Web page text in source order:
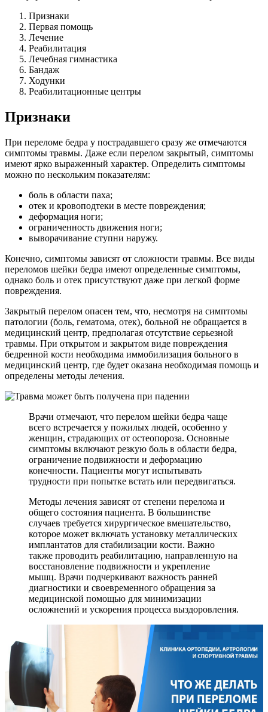
Признаки
Первая помощь
Лечение
Реабилитация
Лечебная гимнастика
Бандаж
Ходунки
Реабилитационные центры
Признаки
При переломе бедра у пострадавшего сразу же отмечаются
симптомы травмы. Даже если перелом закрытый, симптомы
имеют ярко выраженный характер. Определить симптомы
можно по нескольким показателям:
боль в области паха;
отек и кровоподтеки в месте повреждения;
деформация ноги;
ограниченность движения ноги;
выворачивание ступни наружу.
Конечно, симптомы зависят от сложности травмы. Все виды
переломов шейки бедра имеют определенные симптомы,
однако боль и отек присутствуют даже при легкой форме
повреждения.
Закрытый перелом опасен тем, что, несмотря на симптомы
патологии (боль, гематома, отек), больной не обращается в
медицинский центр, предполагая отсутствие серьезной
травмы. При открытом и закрытом виде повреждения
бедренной кости необходима иммобилизация больного в
медицинский центр, где будет оказана необходимая помощь и
определены методы лечения.
Врачи отмечают, что перелом шейки бедра чаще
всего встречается у пожилых людей, особенно у
женщин, страдающих от остеопороза. Основные
симптомы включают резкую боль в области бедра,
ограничение подвижности и деформацию
конечности. Пациенты могут испытывать
трудности при попытке встать или передвигаться.
Методы лечения зависят от степени перелома и
общего состояния пациента. В большинстве
случаев требуется хирургическое вмешательство,
которое может включать установку металлических
имплантатов для стабилизации кости. Важно
также проводить реабилитацию, направленную на
восстановление подвижности и укрепление
мышц. Врачи подчеркивают важность ранней
диагностики и своевременного обращения за
медицинской помощью для минимизации
осложнений и ускорения процесса выздоровления.